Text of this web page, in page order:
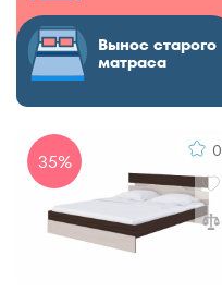
Вынос старого
матраса
35% 0